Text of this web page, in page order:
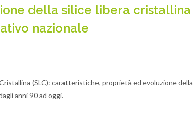
della silice libera cristallina
nazionale
(SLC): caratteristiche, proprietà ed evoluzione della
anni 90 ad oggi.